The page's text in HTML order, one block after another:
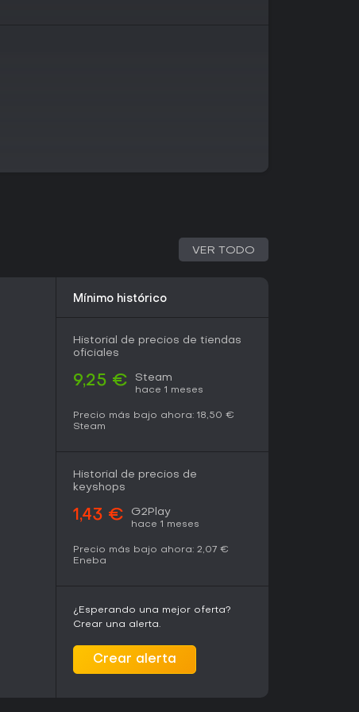
VER TODO
Mínimo histórico
Historial de precios de tiendas
oficiales
9,25 € Steam
hace 1 meses
Precio más bajo ahora: 18,50 €
Steam
Historial de precios de
keyshops
1,43 € G2Play
hace 1 meses
Precio más bajo ahora: 2,07 €
Eneba
¿Esperando una mejor oferta?
Crear una alerta.
Crear alerta